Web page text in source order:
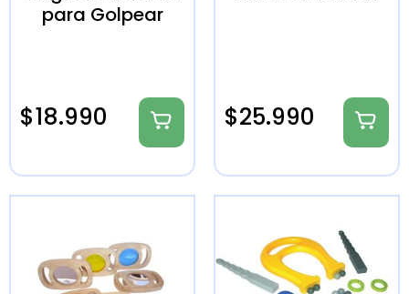
para Golpear
$18.990 $25.990